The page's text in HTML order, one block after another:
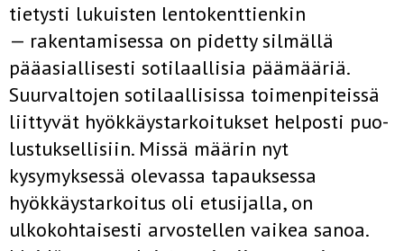
tietysti lukuisten lentokenttienkin
— rakentamisessa on pi­detty silmällä
pääasiallisesti sotilaallisia päämääriä.
Suurvaltojen soti­laallisissa toimenpiteissä
liittyvät hyökkäystarkoitukset helposti puo­
lustuksellisiin. Missä määrin nyt
kysymyksessä olevassa tapauksessa
hyökkäystarkoitus oli etusijalla, on
ulkokohtaisesti arvostellen vaikea sanoa.